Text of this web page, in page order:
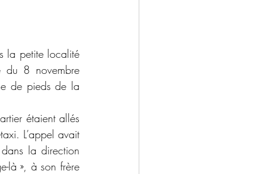
petite localité
du 8 novembre
de pieds de la
étaient allés
L’appel avait
la direction
là », à son frère